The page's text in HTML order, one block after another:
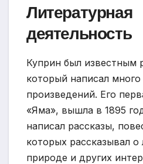
Литературная
деятельность
Куприн был известным
который написал
произведений. Его
«Яма», вышла в 1895
написал рассказы,
которых рассказывал
природе и других